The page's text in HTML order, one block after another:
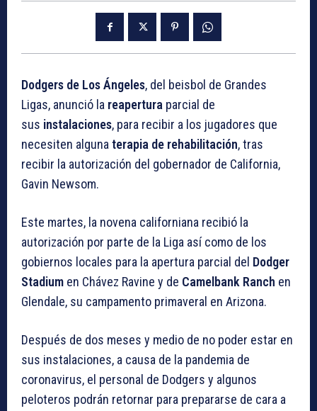
Dodgers de Los Ángeles, del beisbol de Grandes
Ligas, anunció la reapertura parcial de
sus instalaciones, para recibir a los jugadores que
necesiten alguna terapia de rehabilitación, tras
recibir la autorización del gobernador de California,
Gavin Newsom.
Este martes, la novena californiana recibió la
autorización por parte de la Liga así como de los
gobiernos locales para la apertura parcial del Dodger
Stadium en Chávez Ravine y de Camelbank Ranch en
Glendale, su campamento primaveral en Arizona.
Después de dos meses y medio de no poder estar en
sus instalaciones, a causa de la pandemia de
coronavirus, el personal de Dodgers y algunos
peloteros podrán retornar para prepararse de cara a